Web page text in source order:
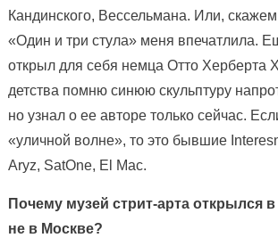
Кандинского, Вессельмана. Или,
«Один и три стула» меня впечатлила.
открыл для себя немца Отто Херберта
детства помню синюю скульптуру
но узнал о ее авторе только сейчас.
«уличной волне», то это бывшие
Aryz, SatOne, El Mac.
Почему музей стрит-арта открылся
не в Москве?